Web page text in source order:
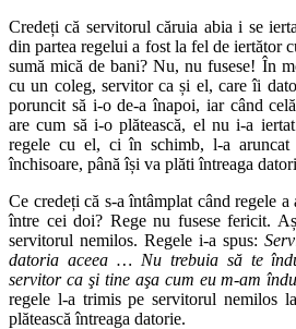
Credeți că servitorul căruia abia i se
din partea regelui a fost la fel de iertător
sumă mică de bani? Nu, nu fusese! În
cu un coleg, servitor ca și el, care îi
poruncit să i-o de-a înapoi, iar când
are cum să i-o plătească, el nu i-a
regele cu el, ci în schimb, l-a
închisoare, până își va plăti întreaga
Ce credeți că s-a întâmplat când regele a
între cei doi? Rege nu fusese fericit.
servitorul nemilos. Regele i-a spus:
datoria aceea … Nu trebuia să te
servitor ca şi tine aşa cum eu m-am
regele l-a trimis pe servitorul nemilos
plătească întreaga datorie.